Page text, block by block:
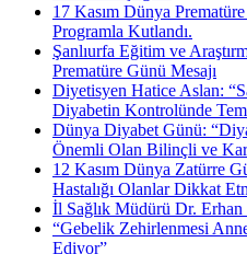
17 Kasım Dünya
Programla Kutlandı.
Şanlıurfa Eğitim ve
Prematüre Günü Mesajı
Diyetisyen Hatice Aslan:
Diyabetin Kontrolünde
Dünya Diyabet Günü:
Önemli Olan Bilinçli ve
12 Kasım Dünya Zatürre
Hastalığı Olanlar Dikkat
İl Sağlık Müdürü Dr.
“Gebelik Zehirlenmesi
Ediyor” ​